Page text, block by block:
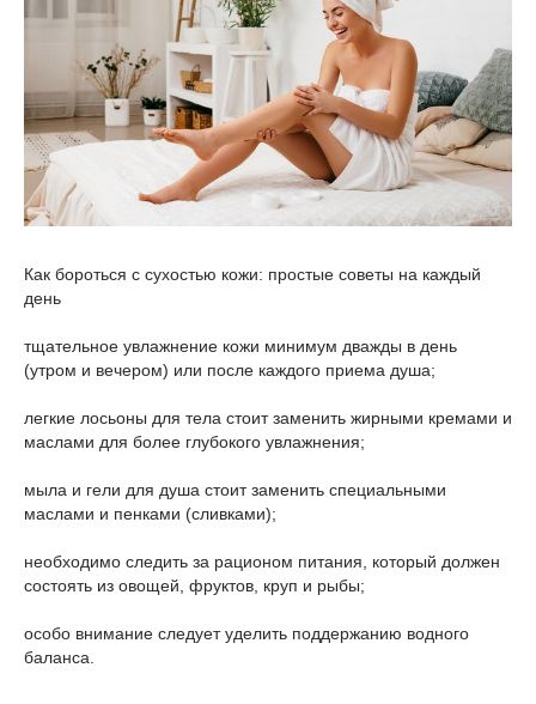
Как бороться с сухостью кожи: простые советы на каждый
день
тщательное увлажнение кожи минимум дважды в день
(утром и вечером) или после каждого приема душа;
легкие лосьоны для тела стоит заменить жирными кремами и
маслами для более глубокого увлажнения;
мыла и гели для душа стоит заменить специальными
маслами и пенками (сливками);
необходимо следить за рационом питания, который должен
состоять из овощей, фруктов, круп и рыбы;
особо внимание следует уделить поддержанию водного
баланса.